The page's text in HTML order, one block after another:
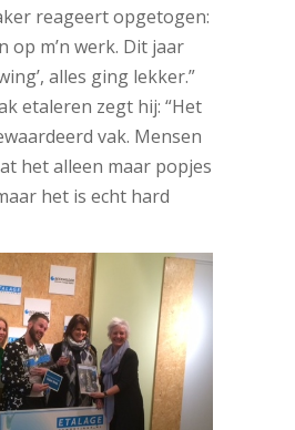
reageert opgetogen:
op m’n werk. Dit jaar
alles ging lekker.”
etaleren zegt hij: “Het
vak. Mensen
het alleen maar popjes
het is echt hard